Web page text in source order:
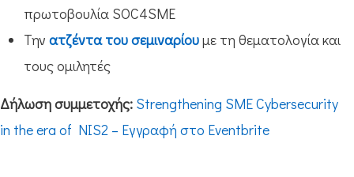
πρωτοβουλία SOC4SME
Την ατζέντα του σεμιναρίουμε τη θεματολογία και
τους ομιλητές
Δήλωσησυμμετοχής: Strengthening SME Cybersecurity
in the era of NIS2 – Εγγραφή στο Eventbrite